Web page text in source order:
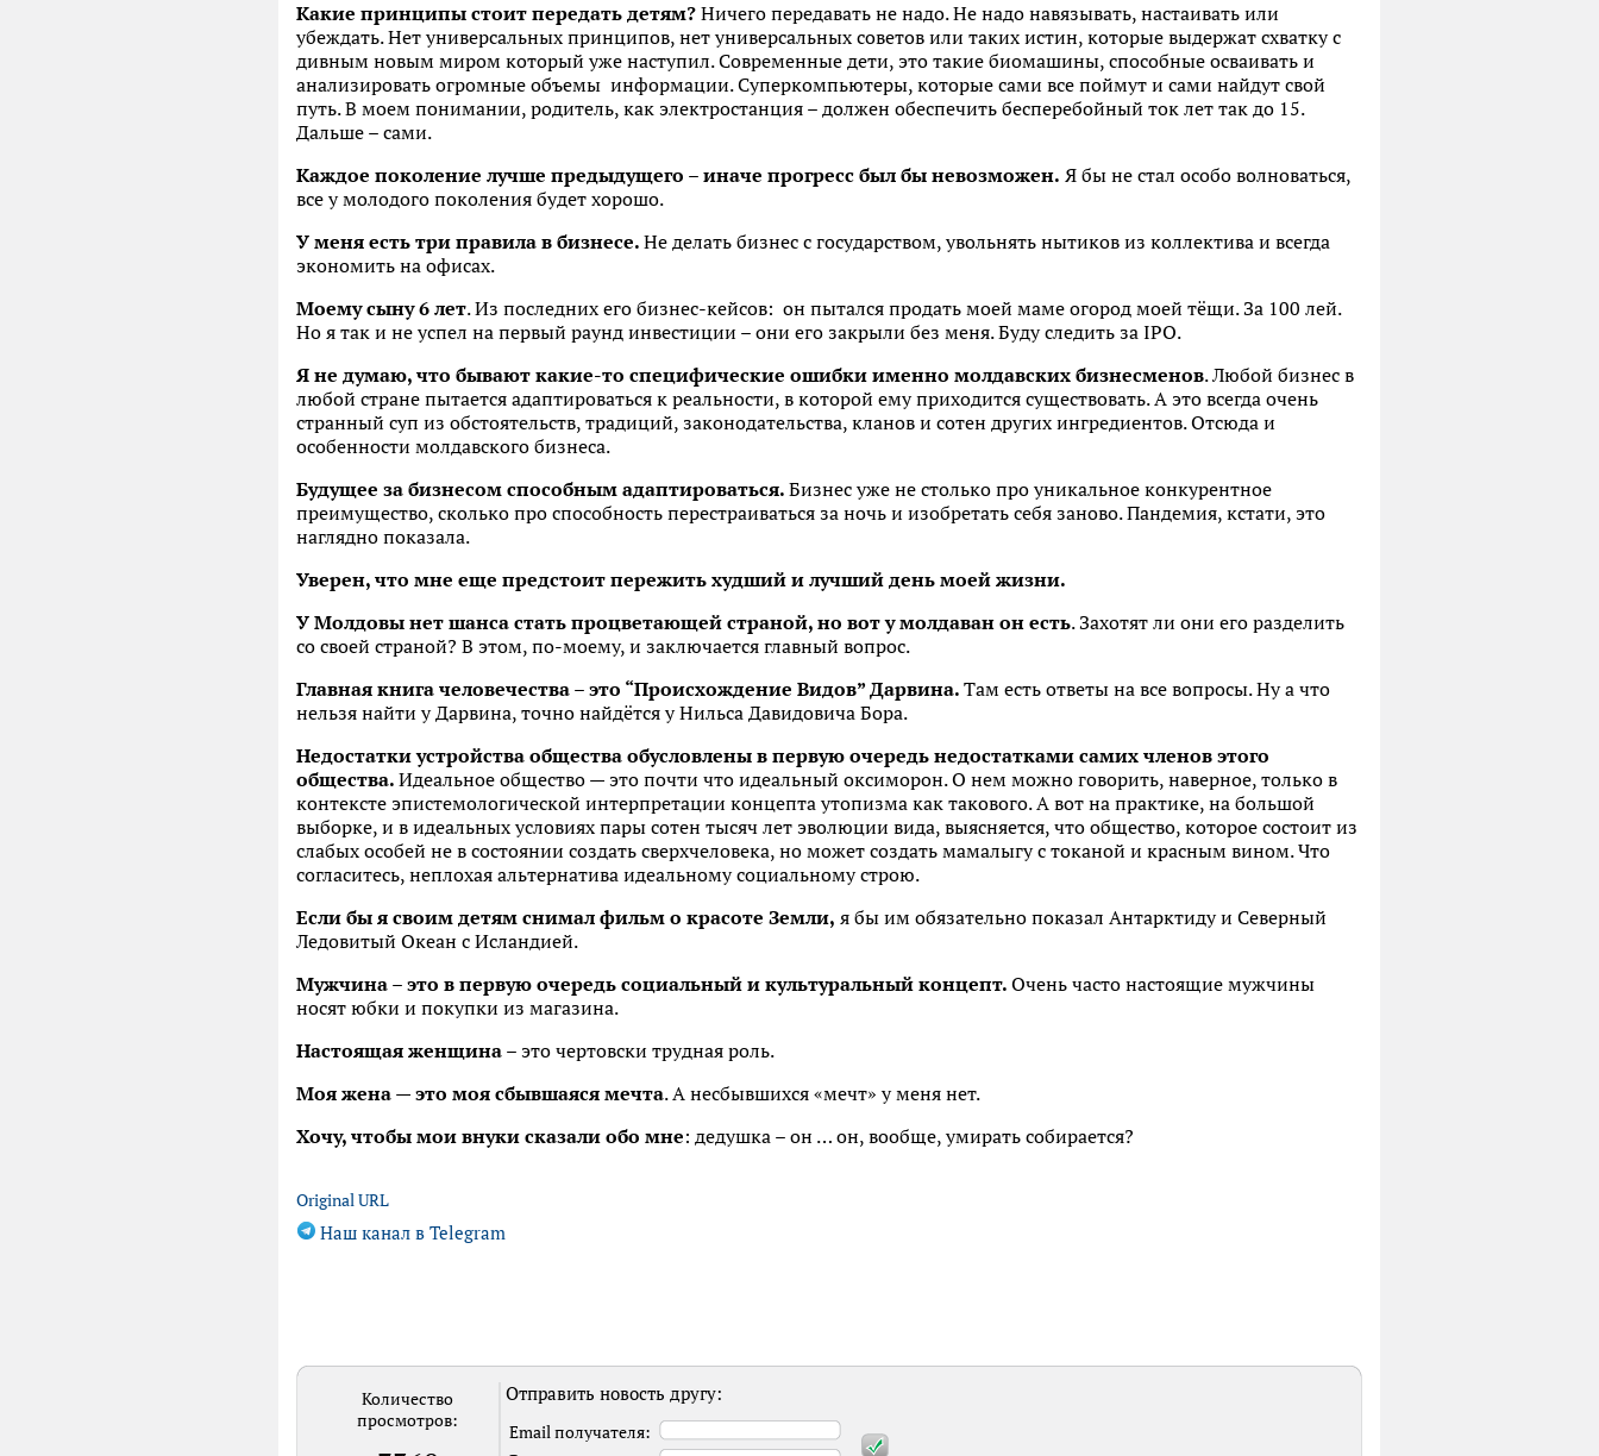
Какие принципы стоит передать детям? Ничего передавать не надо. Не надо навязывать, настаивать или
убеждать. Нет универсальных принципов, нет универсальных советов или таких истин, которые выдержат схватку с
дивным новым миром который уже наступил. Современные дети, это такие биомашины, способные осваивать и
анализировать огромные объемы информации. Суперкомпьютеры, которые сами все поймут и сами найдут свой
путь. В моем понимании, родитель, как электростанция – должен обеспечить бесперебойный ток лет так до 15.
Дальше – сами.
Каждое поколение лучше предыдущего – иначе прогресс был бы невозможен. Я бы не стал особо волноваться,
все у молодого поколения будет хорошо.
У меня есть три правила в бизнесе. Не делать бизнес с государством, увольнять нытиков из коллектива и всегда
экономить на офисах.
Моему сыну 6 лет. Из последних его бизнес-кейсов: он пытался продать моей маме огород моей тёщи. За 100 лей.
Но я так и не успел на первый раунд инвестиции – они его закрыли без меня. Буду следить за IPO.
Я не думаю, что бывают какие-то специфические ошибки именно молдавских бизнесменов. Любой бизнес в
любой стране пытается адаптироваться к реальности, в которой ему приходится существовать. А это всегда очень
странный суп из обстоятельств, традиций, законодательства, кланов и сотен других ингредиентов. Отсюда и
особенности молдавского бизнеса.
Будущее за бизнесом способным адаптироваться. Бизнес уже не столько про уникальное конкурентное
преимущество, сколько про способность перестраиваться за ночь и изобретать себя заново. Пандемия, кстати, это
наглядно показала.
Уверен, что мне еще предстоит пережить худший и лучший день моей жизни.
У Молдовы нет шанса стать процветающей страной, но вот у молдаван он есть. Захотят ли они его разделить
со своей страной? В этом, по-моему, и заключается главный вопрос.
Главная книга человечества – это “Происхождение Видов” Дарвина. Там есть ответы на все вопросы. Ну а что
нельзя найти у Дарвина, точно найдётся у Нильса Давидовича Бора.
Недостатки устройства общества обусловлены в первую очередь недостатками самих членов этого
общества. Идеальное общество — это почти что идеальный оксиморон. О нем можно говорить, наверное, только в
контексте эпистемологической интерпретации концепта утопизма как такового. А вот на практике, на большой
выборке, и в идеальных условиях пары сотен тысяч лет эволюции вида, выясняется, что общество, которое состоит из
слабых особей не в состоянии создать сверхчеловека, но может создать мамалыгу с токаной и красным вином. Что
согласитесь, неплохая альтернатива идеальному социальному строю.
Если бы я своим детям снимал фильм о красоте Земли, я бы им обязательно показал Антарктиду и Северный
Ледовитый Океан с Исландией.
Мужчина – это в первую очередь социальный и культуральный концепт. Очень часто настоящие мужчины
носят юбки и покупки из магазина.
Настоящая женщина – это чертовски трудная роль.
Моя жена — это моя сбывшаяся мечта. А несбывшихся «мечт» у меня нет.
Хочу, чтобы мои внуки сказали обо мне: дедушка – он … он, вообще, умирать собирается?
Original URL
Наш канал в Telegram
Количество
просмотров:
Отправить новость другу:
Email получателя: